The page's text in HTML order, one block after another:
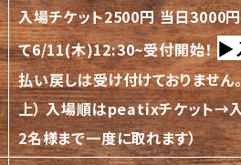
入場チケット2500円 当日3000円
て6/11(木)12:30~受付開始！ ▶︎
払い戻しは受け付けておりません
上） 入場順はpeatixチケット→
2名様まで一度に取れます）